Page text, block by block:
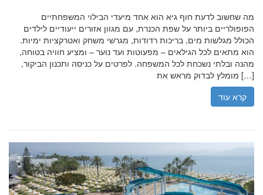
מה שחשוב לדעת חוף גיא הוא אחד מיעדי הבילוי המשפחתיים
הפופולריים ביותר על שפת הכנרת, עם מגוון אזורים ייעודיים לילדים
הכולל מגלשות מים, בריכות רדודות, מגרשי משחק ואטרקציות ימיות.
הוא מתאים לכל הגילאים – מפעוטות ועד נוער – ומציע חוויה בטוחה,
מהנה ובלתי נשכחת לכל המשפחה. לפרטים על כניסה ותכנון הביקור,
מומלץ לבדוק מראש את […]
קרא עוד